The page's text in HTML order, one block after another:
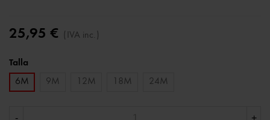
25,95 € (IVA inc.)
Talla
6M
9M 12M 18M 24M
- +